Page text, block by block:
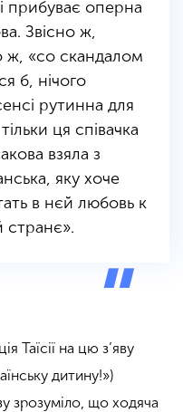
прибуває оперна
Звісно ж,
ж, «со скандалом
б, нічого
рутинна для
ця співачка
взяла з
яку хоче
в нєй любовь к
Таїсії на цю з’яву
дитину!»)
зрозуміло, що ходяча